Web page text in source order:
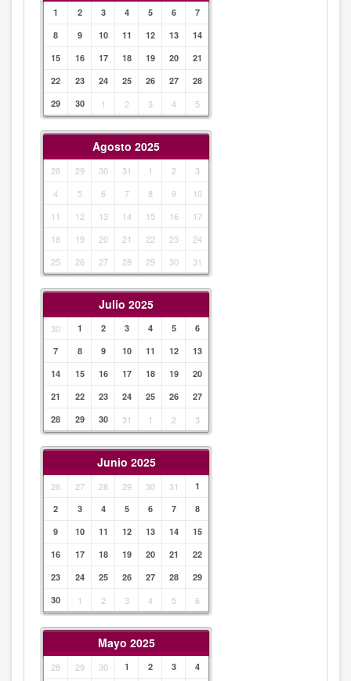
1 2 3 4 5 6
7
8
9 10 11 12 13
14
15
16 17 18 19 20
21
22
23 24 25 26 27
28
29
30 1 2 3 4 5
Agosto 2025
28 29 30 31 1 2
3
4
5 6 7 8 9
10
11
12 13 14 15 16
17
18
19 20 21 22 23
24
25
26 27 28 29 30 31
Julio 2025
30 1 2 3 4 5
6
7
8 9 10 11 12
13
14
15 16 17 18 19
20
21
22 23 24 25 26
27
28
29 30 31 1 2 3
Junio 2025
26 27 28 29 30 31
1
2
3 4 5 6 7
8
9
10 11 12 13 14
15
16
17 18 19 20 21
22
23
24 25 26 27 28
29
30
1 2 3 4 5 6
Mayo 2025
28 29 30 1 2 3 4